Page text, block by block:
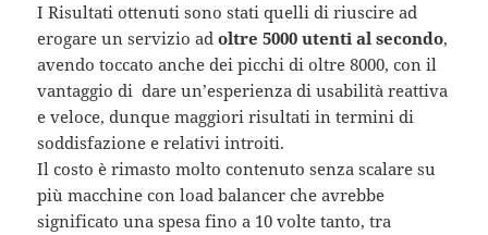
I Risultati ottenuti sono stati quelli di riuscire ad
erogare un servizio adoltre 5000 utenti al secondo,
avendo toccato anche dei picchi di oltre 8000, con il
vantaggio di dare un’esperienza di usabilità reattiva
e veloce, dunque maggiori risultati in termini di
soddisfazione e relativi introiti.
Il costo è rimasto molto contenuto senza scalare su
più macchine con load balancer che avrebbe
significato una spesa fino a 10 volte tanto, tra